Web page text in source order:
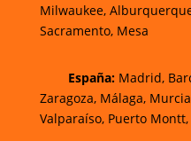
Milwaukee,
Sacramento, Mesa
España: Madrid,
Zaragoza, Málaga,
Valparaíso, Puerto Montt,